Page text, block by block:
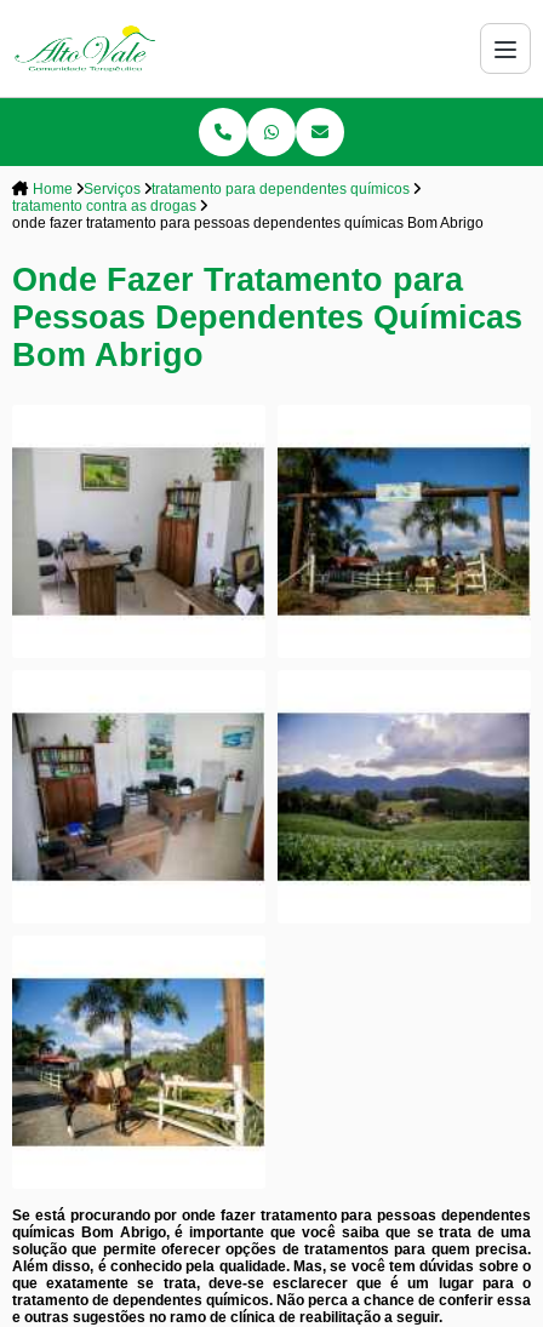
Home Serviços
tratamento para dependentes químicos
tratamento contra as drogas
onde fazer tratamento para pessoas dependentes químicas Bom Abrigo
Onde Fazer Tratamento para
Pessoas Dependentes Químicas
Bom Abrigo
Se está procurando por onde fazer tratamento para pessoas dependentes
químicas Bom Abrigo, é importante que você saiba que se trata de uma
solução que permite oferecer opções de tratamentos para quem precisa.
Além disso, é conhecido pela qualidade. Mas, se você tem dúvidas sobre o
que exatamente se trata, deve-se esclarecer que é um lugar para o
tratamento de dependentes químicos. Não perca a chance de conferir essa
e outras sugestões no ramo de clínica de reabilitação a seguir.